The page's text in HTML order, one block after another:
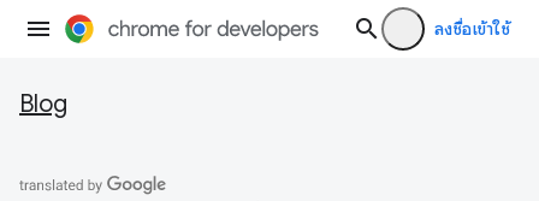
ลงชื่อเข้าใช้
Blog